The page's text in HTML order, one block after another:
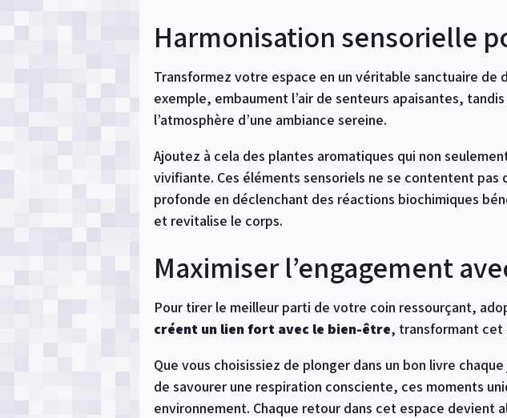
Harmonisation sensorielle
Transformez votre espace en un véritable sanctuaire de
exemple, embaument l’air de senteurs apaisantes,
l’atmosphère d’une ambiance sereine.
Ajoutez à cela des plantes aromatiques qui non
vivifiante. Ces éléments sensoriels ne se contentent
profonde en déclenchant des réactions biochimiques
et revitalise le corps.
Maximiser l’engagement
Pour tirer le meilleur parti de votre coin ressourçant,
créent un lien fort avec le bien-être, transformant cet
Que vous choisissiez de plonger dans un bon livre
de savourer une respiration consciente, ces moments
environnement. Chaque retour dans cet espace devient